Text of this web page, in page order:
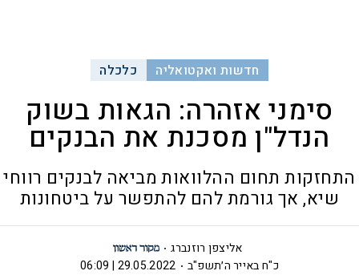
חדשות ואקטואליה כלכלה
סימני אזהרה: הגאות בשוק
הנדל"ן מסכנת את הבנקים
התחזקות תחום ההלוואות מביאה לבנקים רווחי
שיא, אך גורמת להם להתפשר על ביטחונות
אליצפן רוזנברג
כ"ח באייר ה׳תשפ"ב
29.05.2022 | 06:09